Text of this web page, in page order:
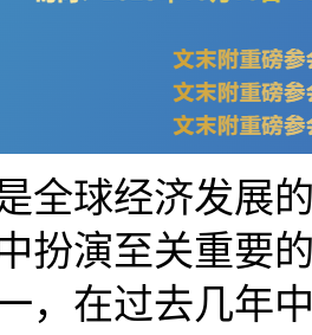
全球经济发展
扮演至关重要
，在过去几年